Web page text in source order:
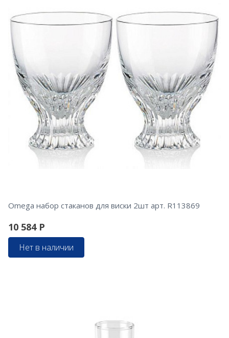
Omega набор стаканов для виски 2шт арт. R113869
10 584 Р
Нет в наличии